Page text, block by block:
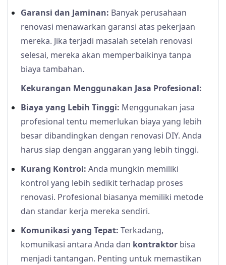
Garansi dan Jaminan: Banyak perusahaan
renovasi menawarkan garansi atas pekerjaan
mereka. Jika terjadi masalah setelah renovasi
selesai, mereka akan memperbaikinya tanpa
biaya tambahan.
Kekurangan Menggunakan Jasa Profesional:
Biaya yang Lebih Tinggi: Menggunakan jasa
profesional tentu memerlukan biaya yang lebih
besar dibandingkan dengan renovasi DIY. Anda
harus siap dengan anggaran yang lebih tinggi.
Kurang Kontrol: Anda mungkin memiliki
kontrol yang lebih sedikit terhadap proses
renovasi. Profesional biasanya memiliki metode
dan standar kerja mereka sendiri.
Komunikasi yang Tepat: Terkadang,
komunikasi antara Anda dan kontraktor bisa
menjadi tantangan. Penting untuk memastikan